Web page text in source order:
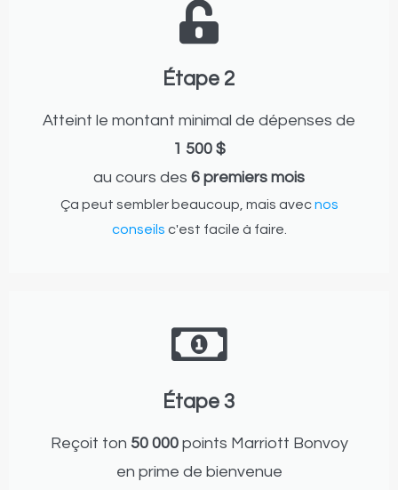
Étape 2
Atteint le montant minimal de dépenses de
1 500 $
au cours des 6 premiers mois
Ça peut sembler beaucoup, mais avecnos
conseils c'est facile à faire.
Étape 3
Reçoit ton 50 000 points Marriott Bonvoy
en prime de bienvenue